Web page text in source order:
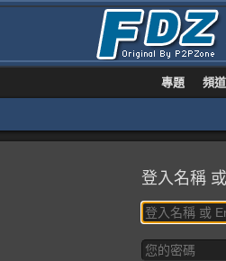
專題 頻道
登入名稱